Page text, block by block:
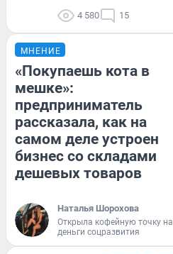
4 580 15
МНЕНИЕ
«Покупаешь кота в
мешке»:
предприниматель
рассказала, как на
самом деле устроен
бизнес со складами
дешевых товаров
Наталья Шорохова
Открыла кофейную точку на
деньги соцразвития